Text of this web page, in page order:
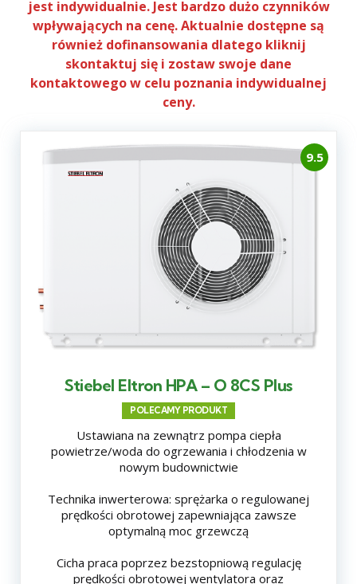
jest indywidualnie. Jest bardzo dużo czynników
wpływających na cenę. Aktualnie dostępne są
również dofinansowania dlatego kliknij
skontaktuj się i zostaw swoje dane
kontaktowego w celu poznania indywidualnej
ceny.
9.5
Stiebel Eltron HPA – O 8CS Plus
POLECAMY PRODUKT
Ustawiana na zewnątrz pompa ciepła
powietrze/woda do ogrzewania i chłodzenia w
nowym budownictwie
Technika inwerterowa: sprężarka o regulowanej
prędkości obrotowej zapewniająca zawsze
optymalną moc grzewczą
Cicha praca poprzez bezstopniową regulację
prędkości obrotowej wentylatora oraz